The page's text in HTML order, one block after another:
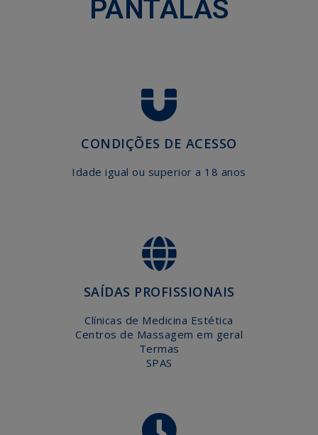
CONTACTE-
PANTALAS
CONDIÇÕES DE ACESSO
Idade igual ou superior a 18 anos
SAÍDAS PROFISSIONAIS
Clínicas de Medicina Estética
Centros de Massagem em geral
Termas
SPAS